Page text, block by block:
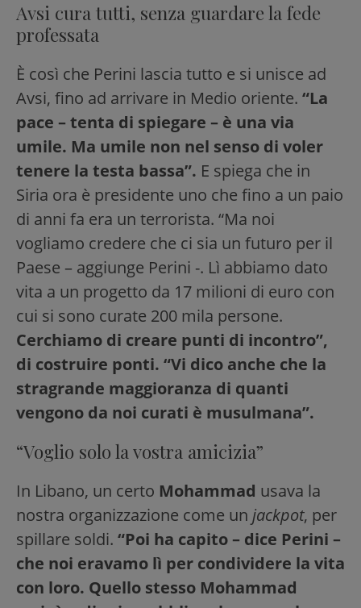
Avsi cura tutti, senza guardare la fede
professata
È così che Perini lascia tutto e si unisce ad
Avsi, fino ad arrivare in Medio oriente. “La
pace – tenta di spiegare – è una via
umile. Ma umile non nel senso di voler
tenere la testa bassa”. E spiega che in
Siria ora è presidente uno che fino a un paio
di anni fa era un terrorista. “Ma noi
vogliamo credere che ci sia un futuro per il
Paese – aggiunge Perini -. Lì abbiamo dato
vita a un progetto da 17 milioni di euro con
cui si sono curate 200 mila persone.
Cerchiamo di creare punti di incontro”,
di costruire ponti. “Vi dico anche che la
stragrande maggioranza di quanti
vengono da noi curati è musulmana”.
“Voglio solo la vostra amicizia”
In Libano, un certo Mohammad usava la
nostra organizzazione come un jackpot, per
spillare soldi. “Poi ha capito – dice Perini –
che noi eravamo lì per condividere la vita
con loro. Quello stesso Mohammad